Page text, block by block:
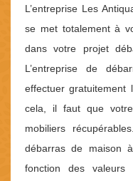
L’entreprise Les
se met totalement à
dans votre projet
L’entreprise de
effectuer gratuitement
cela, il faut que
mobiliers
débarras de maison
fonction des valeurs